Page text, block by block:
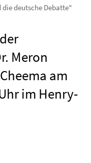
deutsche Debatte"
Meron
am
im Henry-